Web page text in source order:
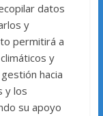
datos
y
permitirá a
y
hacia
y los
su apoyo